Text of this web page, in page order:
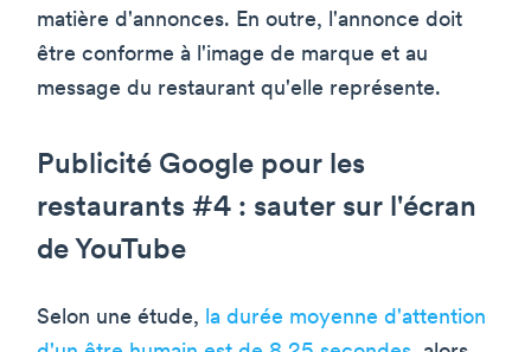
matière d'annonces. En outre, l'annonce doit
être conforme à l'image de marque et au
message du restaurant qu'elle représente.
Publicité Google pour les
restaurants #4 : sauter sur l'écran
de YouTube
Selon une étude, la durée moyenne d'attention